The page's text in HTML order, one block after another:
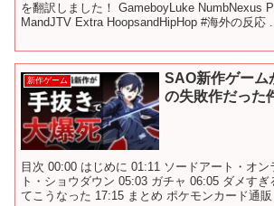
を翻訳しました！ GameboyLuke NumbNexus
MandJTV Extra HoopsandHipHop #海外の反応 ...
新作ゲーム
SAO新作ゲーム
の失敗作だった
目次 00:00 はじめに 01:11 ソードアート・オン
ト・ショウダウン 05:03 ガチャ 06:05 ダメすぎ
てこうなった 17:15 まとめ ポケモンカード通